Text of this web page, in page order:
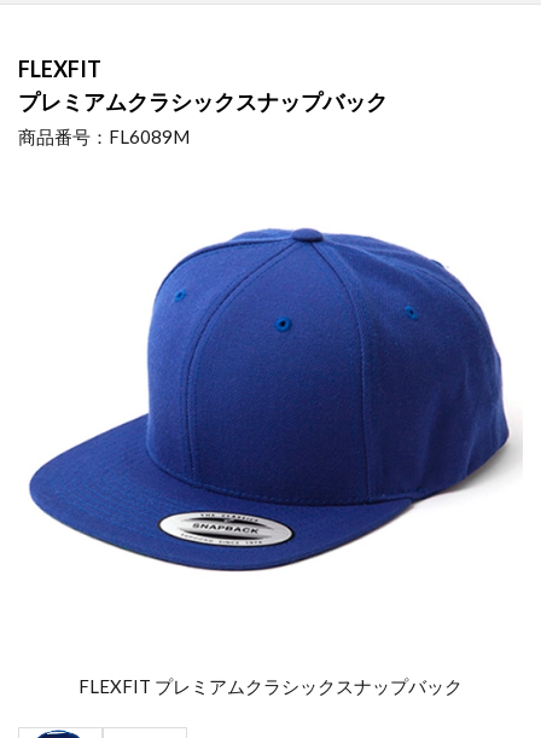
FLEXFIT
プレミアムクラシックスナップバック
商品番号：FL6089M
FLEXFIT プレミアムクラシックスナップバック